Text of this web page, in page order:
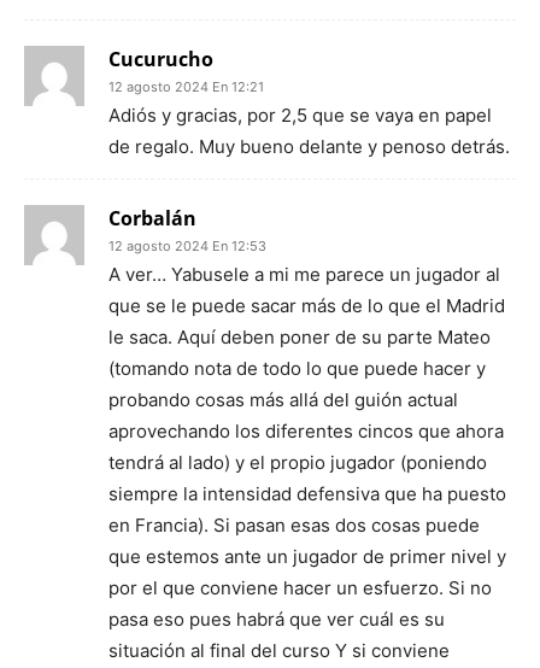
Cucurucho
12 agosto 2024 En 12:21
Adiós y gracias, por 2,5 que se vaya en papel
de regalo. Muy bueno delante y penoso detrás.
Corbalán
12 agosto 2024 En 12:53
A ver… Yabusele a mi me parece un jugador al
que se le puede sacar más de lo que el Madrid
le saca. Aquí deben poner de su parte Mateo
(tomando nota de todo lo que puede hacer y
probando cosas más allá del guión actual
aprovechando los diferentes cincos que ahora
tendrá al lado) y el propio jugador (poniendo
siempre la intensidad defensiva que ha puesto
en Francia). Si pasan esas dos cosas puede
que estemos ante un jugador de primer nivel y
por el que conviene hacer un esfuerzo. Si no
pasa eso pues habrá que ver cuál es su
situación al final del curso Y si conviene